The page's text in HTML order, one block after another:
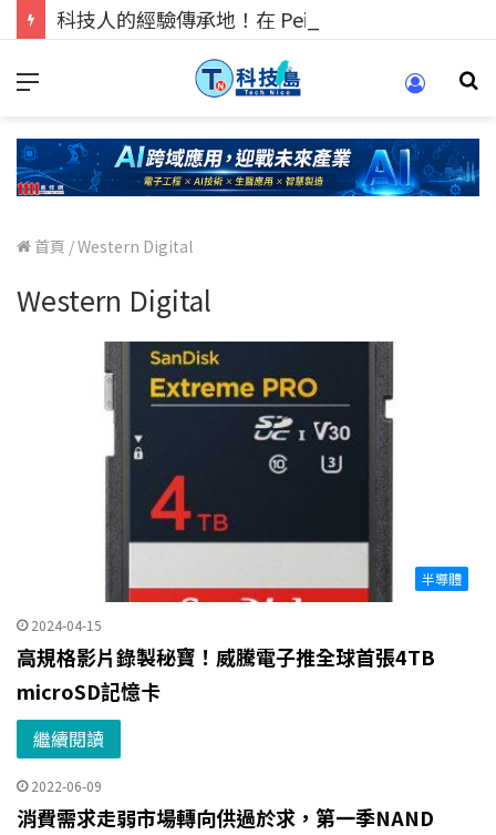
首頁 /Western Digital
Western Digital
半導體
2024-04-15
高規格影片錄製秘寶！威騰電子推全球首張4TB
microSD記憶卡
繼續閱讀
2022-06-09
消費需求走弱市場轉向供過於求，第一季NAND